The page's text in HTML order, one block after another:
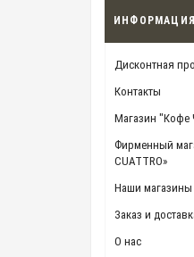
ИНФОРМАЦИЯ
Дисконтная
Контакты
Магазин
Фирменный
CUATTRO»
Наши магазины
Заказ и
О нас